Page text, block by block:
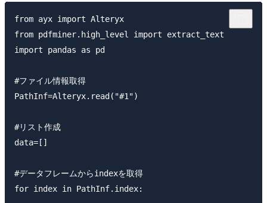
from ayx import Alteryx
from pdfminer.high_level import extract_text
import pandas as pd
#ファイル情報取得
PathInf=Alteryx.read("#1")
#リスト作成
data=[]
#データフレームからindexを取得
for index in PathInf.index: